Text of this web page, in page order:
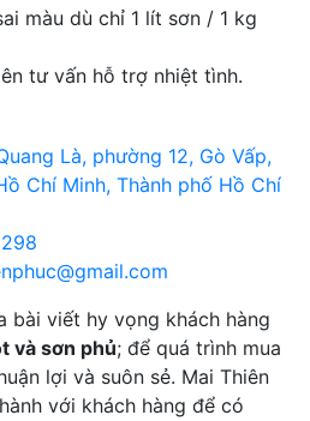
màu dù chỉ 1 lít sơn / 1 kg
tư vấn hỗ trợ nhiệt tình.
Là, phường 12, Gò Vấp,
Chí Minh, Thành phố Hồ Chí
bài viết hy vọng khách hàng
và sơn phủ; để quá trình mua
lợi và suôn sẻ. Mai Thiên
với khách hàng để có